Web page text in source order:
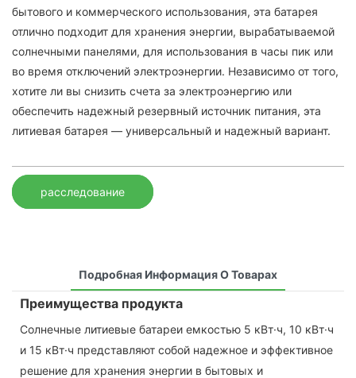
бытового и коммерческого использования, эта батарея
отлично подходит для хранения энергии, вырабатываемой
солнечными панелями, для использования в часы пик или
во время отключений электроэнергии. Независимо от того,
хотите ли вы снизить счета за электроэнергию или
обеспечить надежный резервный источник питания, эта
литиевая батарея — универсальный и надежный вариант.
расследование
Подробная Информация О Товарах
Преимущества продукта
Солнечные литиевые батареи емкостью 5 кВт·ч, 10 кВт·ч
и 15 кВт·ч представляют собой надежное и эффективное
решение для хранения энергии в бытовых и